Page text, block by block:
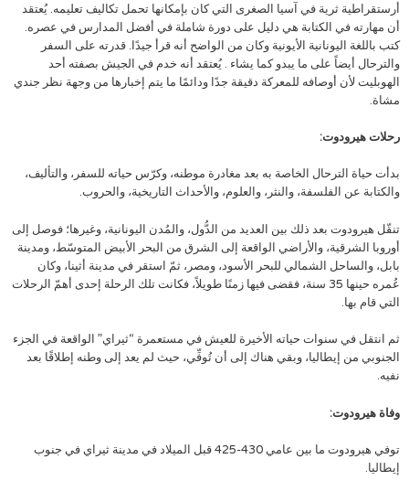
أرستقراطية ثرية في آسيا الصغرى التي كان بإمكانها تحمل تكاليف تعليمه. يُعتقد
أن مهارته في الكتابة هي دليل على دورة شاملة في أفضل المدارس في عصره.
كتب باللغة اليونانية الأيونية وكان من الواضح أنه قرأ جيدًا. قدرته على السفر
والترحال أيضاً على ما يبدو كما يشاء . يُعتقد أنه خدم في الجيش بصفته أحد
الهوبليت لأن أوصافه للمعركة دقيقة جدًا ودائمًا ما يتم إخبارها من وجهة نظر جندي
مشاة.
رحلات هيرودوت:
بدأت حياة الترحال الخاصة به بعد مغادرة موطنه، وكرّس حياته للسفر، والتأليف،
والكتابة عن الفلسفة، والنثر، والعلوم، والأحداث التاريخية، والحروب.
تنقّل هيرودوت بعد ذلك بين العديد من الدُّول، والمُدن اليونانية، وغيرها؛ فوصل إلى
أوروبا الشرقية، والأراضي الواقعة إلى الشرق من البحر الأبيض المتوسّط، ومدينة
بابل، والساحل الشمالي للبحر الأسود، ومصر، ثمّ استقر في مدينة أثينا، وكان
عُمره حينها 35 سنة، فقضى فيها زمنًا طويلاً، فكانت تلك الرحلة إحدى أهمّ الرحلات
التي قام بها.
ثم انتقل في سنوات حياته الأخيرة للعيش في مستعمرة “ثيراي” الواقعة في الجزء
الجنوبي من إيطاليا، وبقي هناك إلى أن تُوفِّي، حيث لم يعد إلى وطنه إطلاقًا بعد
نفيه.
وفاة هيرودوت:
توفي هيرودوت ما بين عامي 430-425 قبل الميلاد في مدينة ثيراي في جنوب
إيطاليا.